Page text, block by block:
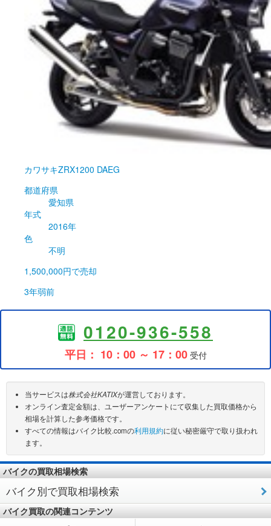
カワサキZRX1200 DAEG
都道府県
愛知県
年式
2016年
色
不明
1,500,000円で売却
3年弱前
0120-936-558
平日： 10：00 ～ 17：00受付
当サービスは株式会社KATIXが運営しております。
オンライン査定金額は、ユーザーアンケートにて収集した買取価格から
相場を計算した参考価格です。
すべての情報はバイク比較.comの利用規約に従い秘密厳守で取り扱われ
ます。
バイクの買取相場検索
バイク別で買取相場検索
バイク買取の関連コンテンツ